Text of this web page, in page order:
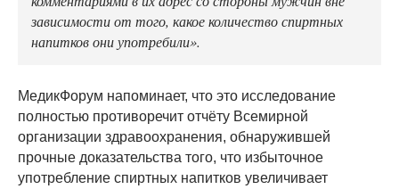
зависимости от того, какое количество спиртных
напитков они употребили».
МедикФорум напоминает, что это исследование
полностью противоречит отчёту Всемирной
организации здравоохранения, обнаружившей
прочные доказательства того, что избыточное
употребление спиртных напитков увеличивает